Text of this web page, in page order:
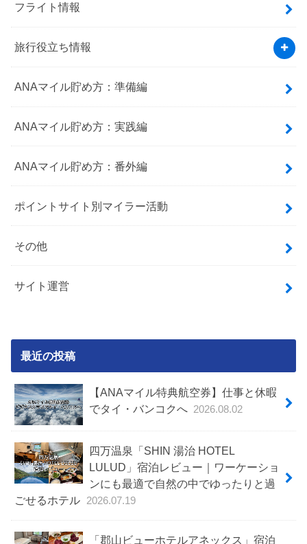
フライト情報
旅行役立ち情報
ANAマイル貯め方：準備編
ANAマイル貯め方：実践編
ANAマイル貯め方：番外編
ポイントサイト別マイラー活動
その他
サイト運営
最近の投稿
【ANAマイル特典航空券】仕事と休暇
でタイ・バンコクへ 2026.08.02
四万温泉「SHIN 湯治 HOTEL
LULUD」宿泊レビュー｜ワーケーショ
ンにも最適で自然の中でゆったりと過
ごせるホテル
2026.07.19
「郡山ビューホテルアネックス」宿泊